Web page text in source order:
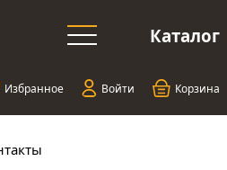
Каталог
Избранное Войти Корзина